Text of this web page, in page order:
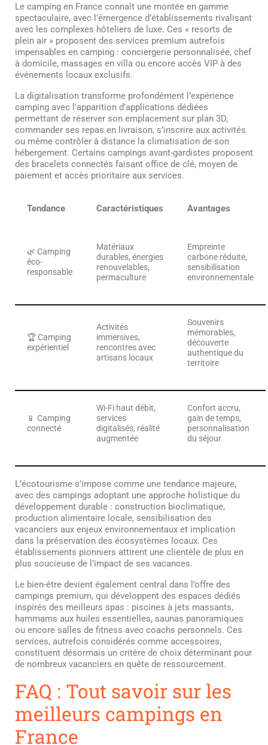
Le camping en France connaît une montée en gamme
spectaculaire, avec l’émergence d’établissements rivalisant
avec les complexes hôteliers de luxe. Ces « resorts de
plein air » proposent des services premium autrefois
impensables en camping : conciergerie personnalisée, chef
à domicile, massages en villa ou encore accès VIP à des
événements locaux exclusifs.
La digitalisation transforme profondément l’expérience
camping avec l’apparition d’applications dédiées
permettant de réserver son emplacement sur plan 3D,
commander ses repas en livraison, s’inscrire aux activités
ou même contrôler à distance la climatisation de son
hébergement. Certains campings avant-gardistes proposent
des bracelets connectés faisant office de clé, moyen de
paiement et accès prioritaire aux services.
Tendance Caractéristiques Avantages
🌿 Camping
éco-
responsable
Matériaux
durables, énergies
renouvelables,
permaculture
Empreinte
carbone réduite,
sensibilisation
environnementale
🏆 Camping
expérientiel
Activités
immersives,
rencontres avec
artisans locaux
Souvenirs
mémorables,
découverte
authentique du
territoire
📱 Camping
connecté
Wi-Fi haut débit,
services
digitalisés, réalité
augmentée
Confort accru,
gain de temps,
personnalisation
du séjour
L’écotourisme s’impose comme une tendance majeure,
avec des campings adoptant une approche holistique du
développement durable : construction bioclimatique,
production alimentaire locale, sensibilisation des
vacanciers aux enjeux environnementaux et implication
dans la préservation des écosystèmes locaux. Ces
établissements pionniers attirent une clientèle de plus en
plus soucieuse de l’impact de ses vacances.
Le bien-être devient également central dans l’offre des
campings premium, qui développent des espaces dédiés
inspirés des meilleurs spas : piscines à jets massants,
hammams aux huiles essentielles, saunas panoramiques
ou encore salles de fitness avec coachs personnels. Ces
services, autrefois considérés comme accessoires,
constituent désormais un critère de choix déterminant pour
de nombreux vacanciers en quête de ressourcement.
FAQ : Tout savoir sur les
meilleurs campings en
France